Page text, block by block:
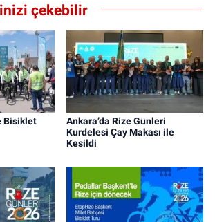
çekebilir
Bisiklet
Ankara’da Rize Günleri
Kurdelesi Çay Makası ile
Kesildi